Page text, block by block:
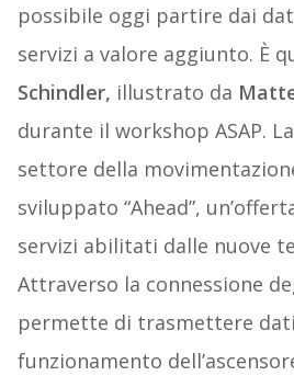
possibile oggi partire dai
servizi a valore aggiunto. È
Schindler, illustrato da
durante il workshop ASAP.
settore della
sviluppato “Ahead”,
servizi abilitati dalle nuove
Attraverso la connessione
permette di trasmettere
funzionamento